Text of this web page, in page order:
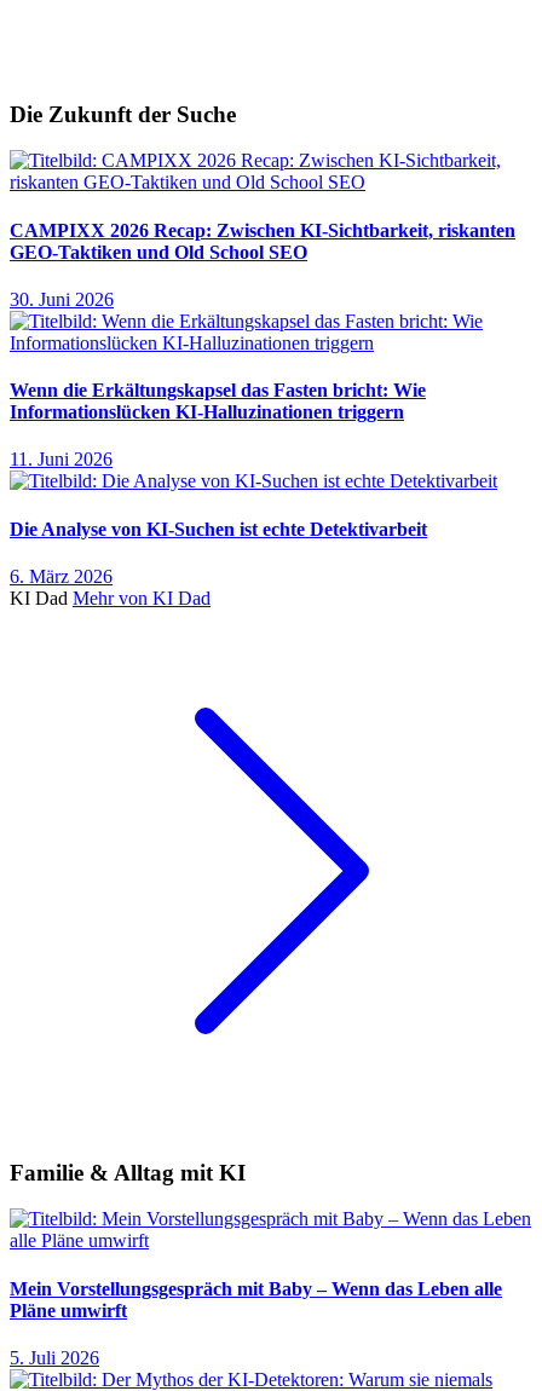
Die Zukunft der Suche
CAMPIXX 2026 Recap: Zwischen KI-Sichtbarkeit, riskanten
GEO-Taktiken und Old School SEO
30. Juni 2026
Wenn die Erkältungskapsel das Fasten bricht: Wie
Informationslücken KI-Halluzinationen triggern
11. Juni 2026
Die Analyse von KI-Suchen ist echte Detektivarbeit
6. März 2026
KI Dad Mehr von KI Dad
Familie & Alltag mit KI
Mein Vorstellungsgespräch mit Baby – Wenn das Leben alle
Pläne umwirft
5. Juli 2026